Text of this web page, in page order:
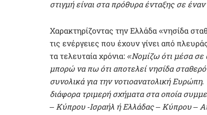
στιγμή είναι στα πρόθυρα ένταξης σε
Χαρακτηρίζοντας την Ελλάδα «νησίδα
τις ενέργειες που έχουν γίνει από
τα τελευταία χρόνια: «Νομίζω ότι μέσα σε
μπορώ να πω ότι αποτελεί νησίδα
συνολικά για την νοτιοανατολική
διάφορα τριμερή σχήματα στα οποία
– Κύπρου -Ισραήλ ή Ελλάδας – Κύπρου –